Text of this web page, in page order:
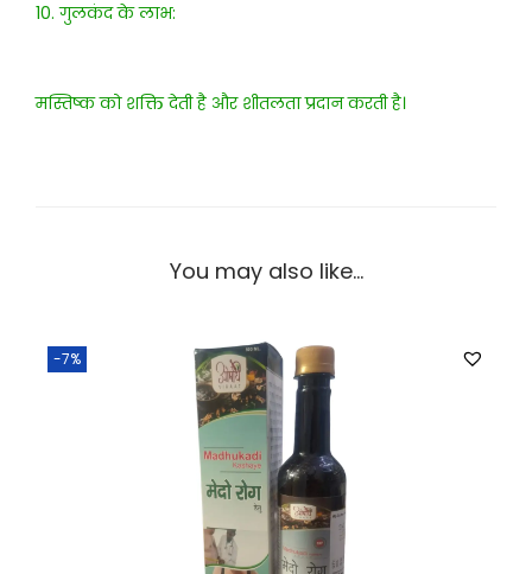
10. गुलकंद के लाभ:
मस्तिष्क को शक्ति देती है और शीतलता प्रदान करती है।
You may also like…
-7%